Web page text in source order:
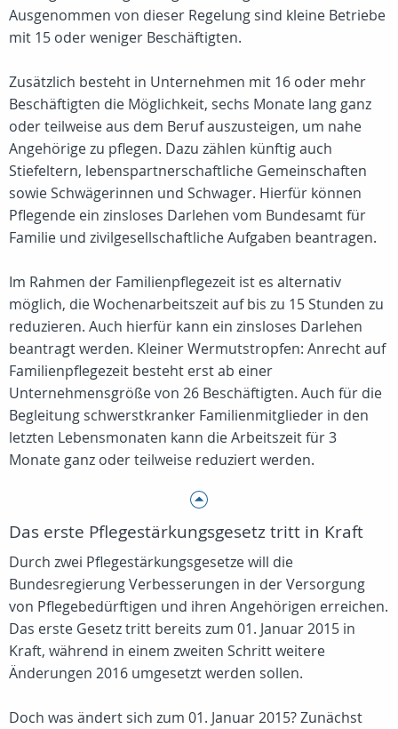
Ausgenommen von dieser Regelung sind kleine Betriebe
mit 15 oder weniger Beschäftigten.
Zusätzlich besteht in Unternehmen mit 16 oder mehr
Beschäftigten die Möglichkeit, sechs Monate lang ganz
oder teilweise aus dem Beruf auszusteigen, um nahe
Angehörige zu pflegen. Dazu zählen künftig auch
Stiefeltern, lebenspartnerschaftliche Gemeinschaften
sowie Schwägerinnen und Schwager. Hierfür können
Pflegende ein zinsloses Darlehen vom Bundesamt für
Familie und zivilgesellschaftliche Aufgaben beantragen.
Im Rahmen der Familienpflegezeit ist es alternativ
möglich, die Wochenarbeitszeit auf bis zu 15 Stunden zu
reduzieren. Auch hierfür kann ein zinsloses Darlehen
beantragt werden. Kleiner Wermutstropfen: Anrecht auf
Familienpflegezeit besteht erst ab einer
Unternehmensgröße von 26 Beschäftigten. Auch für die
Begleitung schwerstkranker Familienmitglieder in den
letzten Lebensmonaten kann die Arbeitszeit für 3
Monate ganz oder teilweise reduziert werden.
Das erste Pflegestärkungsgesetz tritt in Kraft
Durch zwei Pflegestärkungsgesetze will die
Bundesregierung Verbesserungen in der Versorgung
von Pflegebedürftigen und ihren Angehörigen erreichen.
Das erste Gesetz tritt bereits zum 01. Januar 2015 in
Kraft, während in einem zweiten Schritt weitere
Änderungen 2016 umgesetzt werden sollen.
Doch was ändert sich zum 01. Januar 2015? Zunächst